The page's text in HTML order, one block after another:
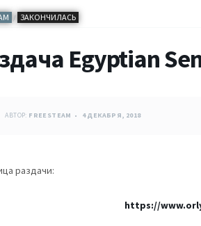
/ ЗАКОНЧИЛАСЬ
Egyptian
АВТОР: FREESTEAM 4 ДЕКАБРЯ, 2018
раздачи:
https://